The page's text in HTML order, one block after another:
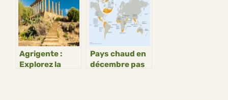
médiéval
Dalmatie
Agrigente :
Explorez la
Pays chaud en
décembre pas